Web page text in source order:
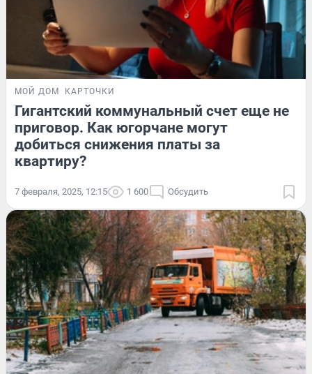
МОЙ ДОМ КАРТОЧКИ
Гигантский коммунальный счет еще не
приговор. Как югорчане могут
добиться снижения платы за
квартиру?
7 февраля, 2025, 12:15 1 600 Обсудить